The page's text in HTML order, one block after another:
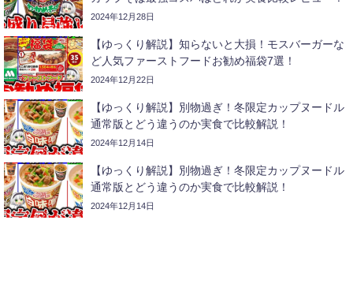
2024年12月28日
【ゆっくり解説】知らないと大損！モスバーガーな
ど人気ファーストフードお勧め福袋7選！
2024年12月22日
【ゆっくり解説】別物過ぎ！冬限定カップヌードル
通常版とどう違うのか実食で比較解説！
2024年12月14日
【ゆっくり解説】別物過ぎ！冬限定カップヌードル
通常版とどう違うのか実食で比較解説！
2024年12月14日